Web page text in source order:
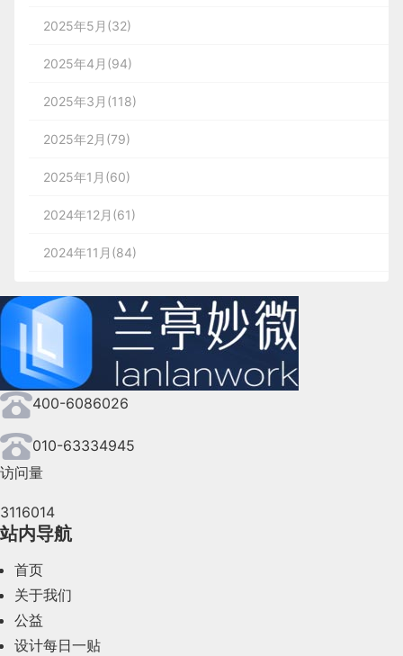
2025年5月(32)
2025年4月(94)
2025年3月(118)
2025年2月(79)
2025年1月(60)
2024年12月(61)
2024年11月(84)
2024年9月(144)
2024年8月(164)
2024年7月(107)
2024年6月(63)
2024年4月(44)
2024年2月(58)
400-6086026
010-63334945
访问量
3116014
站内导航
首页
关于我们
公益
设计每日一贴